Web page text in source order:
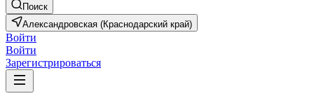
Поиск
Александровская (Краснодарский край)
Войти
Войти
Зарегистрироваться